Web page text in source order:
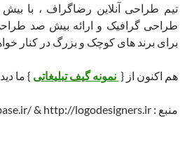
طراحی گرافیک و ارائه بیش صد
برای برند های کوچک و بزرگ در کنار
هم اکنون از { نمونه گیف تبلیغاتی } ما
منبع : http://seobase.ir/ & http://logodesigners.ir/